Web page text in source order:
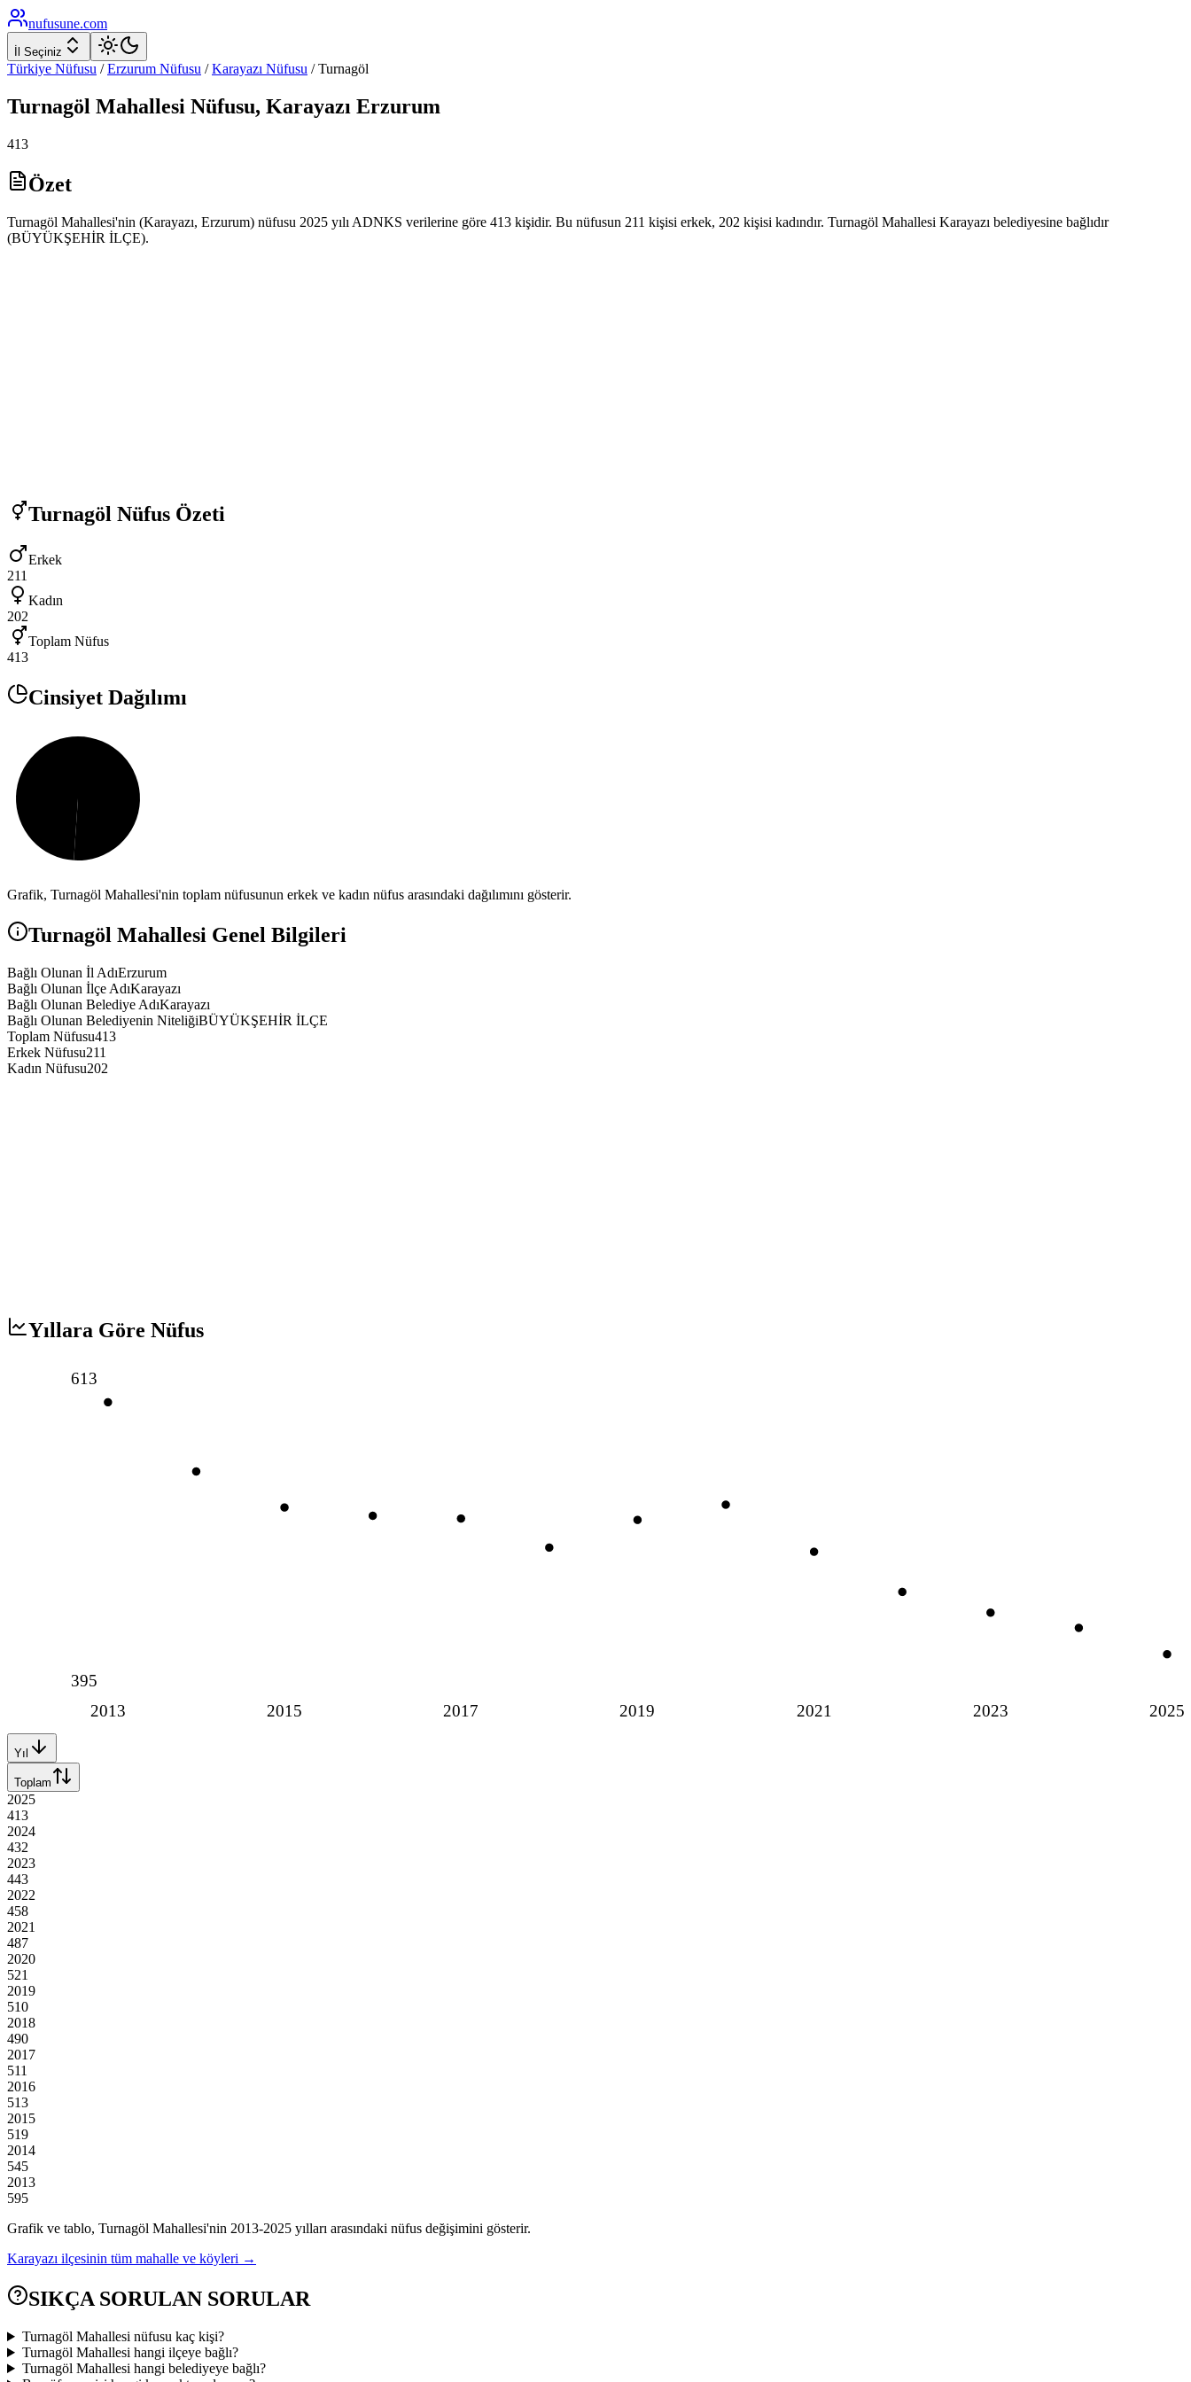
nufusune.com
İl Seçiniz
Türkiye Nüfusu / Erzurum Nüfusu / Karayazı Nüfusu /Turnagöl
Turnagöl Mahallesi Nüfusu, Karayazı Erzurum
413
Özet
Turnagöl Mahallesi'nin (Karayazı, Erzurum) nüfusu 2025 yılı ADNKS verilerine göre 413 kişidir. Bu nüfusun 211 kişisi erkek, 202 kişisi kadındır. Turnagöl Mahallesi Karayazı belediyesine bağlıdır
(BÜYÜKŞEHİR İLÇE).
Turnagöl Nüfus Özeti
Erkek
211
Kadın
202
Toplam Nüfus
413
Cinsiyet Dağılımı
Grafik, Turnagöl Mahallesi'nin toplam nüfusunun erkek ve kadın nüfus arasındaki dağılımını gösterir.
Turnagöl Mahallesi Genel Bilgileri
Bağlı Olunan İl AdıErzurum
Bağlı Olunan İlçe AdıKarayazı
Bağlı Olunan Belediye AdıKarayazı
Bağlı Olunan Belediyenin NiteliğiBÜYÜKŞEHİR İLÇE
Toplam Nüfusu413
Erkek Nüfusu211
Kadın Nüfusu202
Yıllara Göre Nüfus
2013 2015 2017 2019 2021 2023 2025
613
395
Yıl
Toplam
2025
413
2024
432
2023
443
2022
458
2021
487
2020
521
2019
510
2018
490
2017
511
2016
513
2015
519
2014
545
2013
595
Grafik ve tablo, Turnagöl Mahallesi'nin 2013-2025 yılları arasındaki nüfus değişimini gösterir.
Karayazı ilçesinin tüm mahalle ve köyleri →
SIKÇA SORULAN SORULAR
Turnagöl Mahallesi nüfusu kaç kişi?
Turnagöl Mahallesi hangi ilçeye bağlı?
Turnagöl Mahallesi hangi belediyeye bağlı?